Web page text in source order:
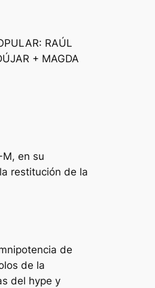
RAÚL
+ MAGDA
en su
restitución de la
de
de la
del hype y